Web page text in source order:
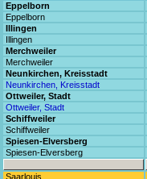
Eppelborn
Eppelborn
Illingen
Illingen
Merchweiler
Merchweiler
Neunkirchen, Kreisstadt
Neunkirchen, Kreisstadt
Ottweiler, Stadt
Ottweiler, Stadt
Schiffweiler
Schiffweiler
Spiesen-Elversberg
Spiesen-Elversberg
Saarlouis